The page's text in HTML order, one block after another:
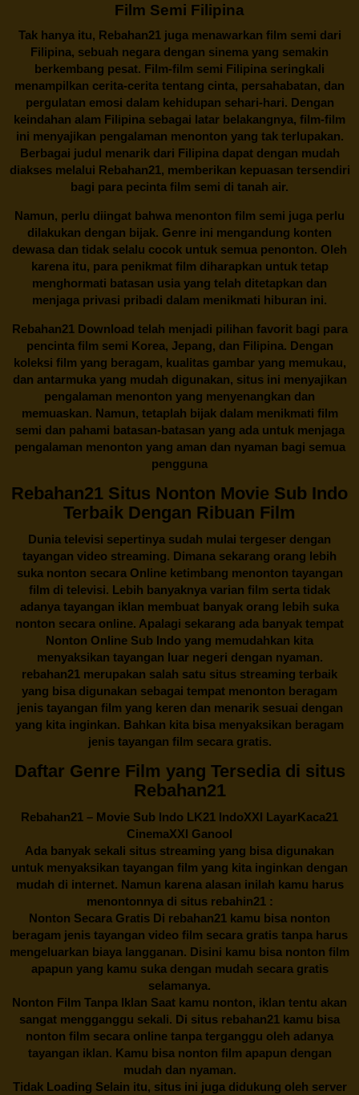
Film Semi Filipina
Tak hanya itu, Rebahan21juga menawarkan film semi dari
Filipina, sebuah negara dengan sinema yang semakin
berkembang pesat. Film-film semi Filipina seringkali
menampilkan cerita-cerita tentang cinta, persahabatan, dan
pergulatan emosi dalam kehidupan sehari-hari. Dengan
keindahan alam Filipina sebagai latar belakangnya, film-film
ini menyajikan pengalaman menonton yang tak terlupakan.
Berbagai judul menarik dari Filipina dapat dengan mudah
diakses melalui Rebahan21, memberikan kepuasan tersendiri
bagi para pecinta film semi di tanah air.
Namun, perlu diingat bahwa menonton film semi juga perlu
dilakukan dengan bijak. Genre ini mengandung konten
dewasa dan tidak selalu cocok untuk semua penonton. Oleh
karena itu, para penikmat film diharapkan untuk tetap
menghormati batasan usia yang telah ditetapkan dan
menjaga privasi pribadi dalam menikmati hiburan ini.
Rebahan21Download telah menjadi pilihan favorit bagi para
pencinta film semi Korea, Jepang, dan Filipina. Dengan
koleksi film yang beragam, kualitas gambar yang memukau,
dan antarmuka yang mudah digunakan, situs ini menyajikan
pengalaman menonton yang menyenangkan dan
memuaskan. Namun, tetaplah bijak dalam menikmati film
semi dan pahami batasan-batasan yang ada untuk menjaga
pengalaman menonton yang aman dan nyaman bagi semua
pengguna
Rebahan21 Situs Nonton Movie Sub Indo
Terbaik Dengan Ribuan Film
Dunia televisi sepertinya sudah mulai tergeser dengan
tayangan video streaming. Dimana sekarang orang lebih
suka nonton secara Online ketimbang menonton tayangan
film di televisi. Lebih banyaknya varian film serta tidak
adanya tayangan iklan membuat banyak orang lebih suka
nonton secara online. Apalagi sekarang ada banyak tempat
Nonton Online Sub Indo yang memudahkan kita
menyaksikan tayangan luar negeri dengan nyaman.
rebahan21 merupakan salah satu situs streaming terbaik
yang bisa digunakan sebagai tempat menonton beragam
jenis tayangan film yang keren dan menarik sesuai dengan
yang kita inginkan. Bahkan kita bisa menyaksikan beragam
jenis tayangan film secara gratis.
Daftar Genre Film yang Tersedia di situs
Rebahan21
Rebahan21 – Movie Sub Indo LK21 IndoXXI LayarKaca21
CinemaXXI Ganool
Ada banyak sekali situs streaming yang bisa digunakan
untuk menyaksikan tayangan film yang kita inginkan dengan
mudah di internet. Namun karena alasan inilah kamu harus
menontonnya di situs rebahin21 :
Nonton Secara Gratis Di rebahan21 kamu bisa nonton
beragam jenis tayangan video film secara gratis tanpa harus
mengeluarkan biaya langganan. Disini kamu bisa nonton film
apapun yang kamu suka dengan mudah secara gratis
selamanya.
Nonton Film Tanpa Iklan Saat kamu nonton, iklan tentu akan
sangat mengganggu sekali. Di situs rebahan21 kamu bisa
nonton film secara online tanpa terganggu oleh adanya
tayangan iklan. Kamu bisa nonton film apapun dengan
mudah dan nyaman.
Tidak Loading Selain itu, situs ini juga didukung oleh server